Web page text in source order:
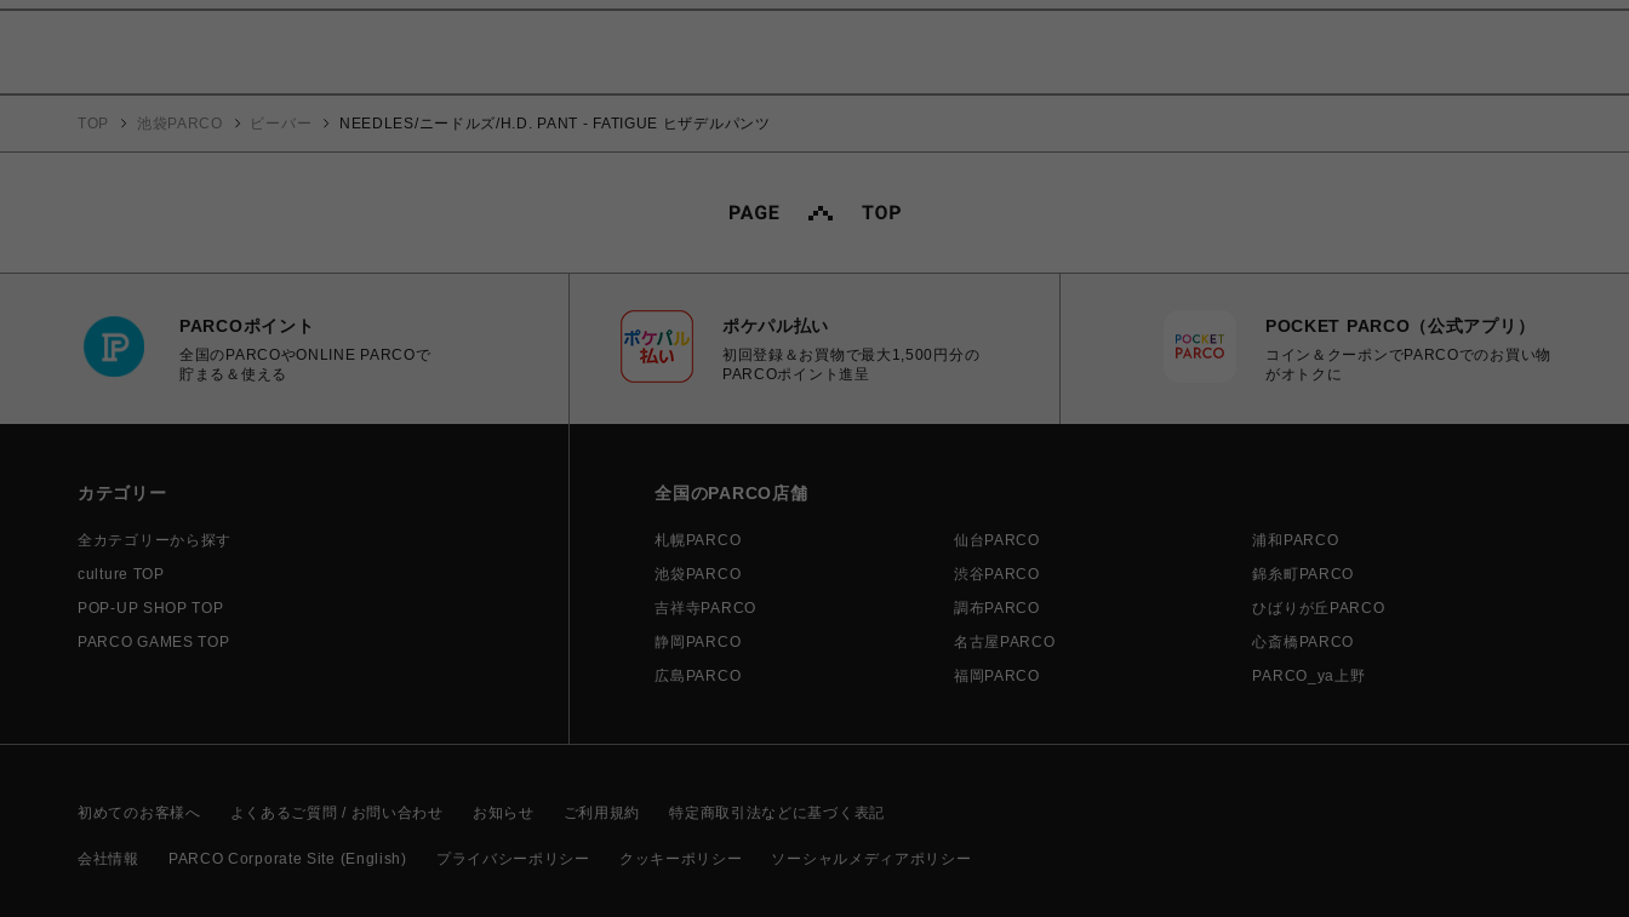
TOP 池袋PARCO ビーバー NEEDLES/ニードルズ/H.D. PANT - FATIGUE ヒザデルパンツ
PARCOポイント
全国のPARCOやONLINE PARCOで
貯まる＆使える
ポケパル払い
初回登録＆お買物で最大1,500円分の
PARCOポイント進呈
POCKET PARCO（公式アプリ）
コイン＆クーポンでPARCOでのお買い物
がオトクに
カテゴリー
全カテゴリーから探す
culture TOP
POP-UP SHOP TOP
PARCO GAMES TOP
全国のPARCO店舗
札幌PARCO 仙台PARCO
浦和PARCO
池袋PARCO
渋谷PARCO
錦糸町PARCO
吉祥寺PARCO
調布PARCO
ひばりが丘PARCO
静岡PARCO
名古屋PARCO
心斎橋PARCO
広島PARCO
福岡PARCO PARCO_ya上野
初めてのお客様へ よくあるご質問 / お問い合わせ お知らせ ご利用規約 特定商取引法などに基づく表記
会社情報 PARCO Corporate Site (English) プライバシーポリシー クッキーポリシー ソーシャルメディアポリシー